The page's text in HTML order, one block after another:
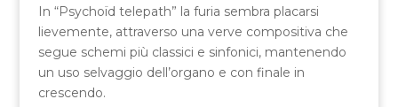
In “Psychoïd telepath” la furia sembra placarsi
lievemente, attraverso una verve compositiva che
segue schemi più classici e sinfonici, mantenendo
un uso selvaggio dell’organo e con finale in
crescendo.